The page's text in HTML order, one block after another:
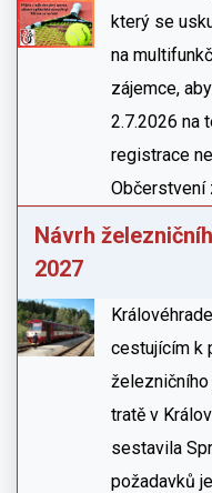
který se
na
zájemce,
2.7.2026 na
registrace
Občerstvení
Návrh
2027
cestujícím k
tratě v
sestavila
požadavků